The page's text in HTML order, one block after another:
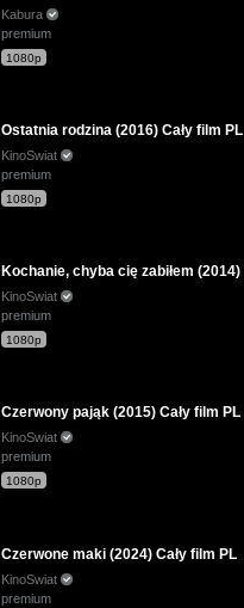
Kabura
premium
1080p
Ostatnia rodzina (2016) Cały film PL
KinoSwiat
premium
1080p
Kochanie, chyba cię zabiłem (2014)
KinoSwiat
premium
1080p
Czerwony pająk (2015) Cały film PL
KinoSwiat
premium
1080p
Czerwone maki (2024) Cały film PL
KinoSwiat
premium